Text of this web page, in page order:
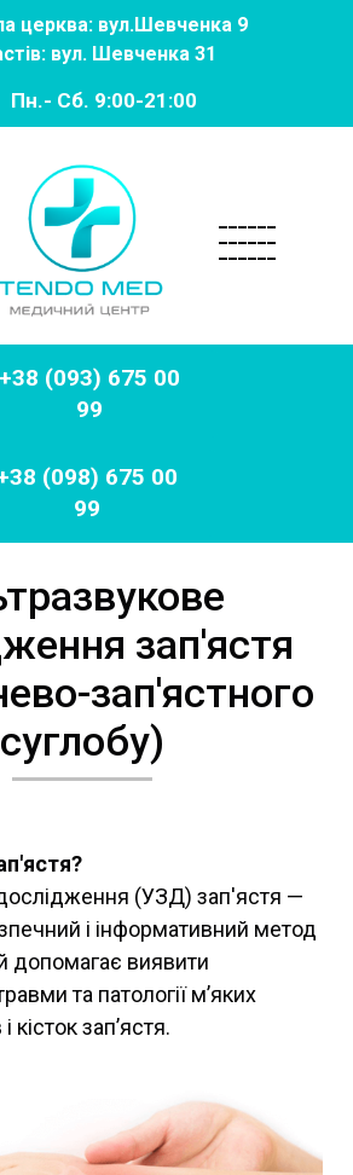
церква: вул.Шевченка 9
вул. Шевченка 31
Пн.- Сб. 9:00-21:00
______
______
+38 (093) 675 00
99
(098) 675 00
99
зап'ястя
зап'ястного
суглобу)
(УЗД) зап'ястя —
і інформативний метод
допомагає виявити
та патології м’яких
кісток зап’ястя.